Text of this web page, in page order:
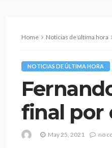
Home Noticias de última hora
NOTICIAS DE ÚLTIMA HORA
final por
May 25, 2021 no